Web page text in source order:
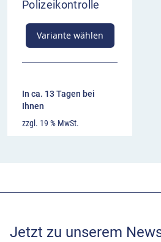
Polizeikontrolle
Variante wählen
In ca. 13 Tagen bei
Ihnen
zzgl. 19 % MwSt.
Jetzt zu unserem